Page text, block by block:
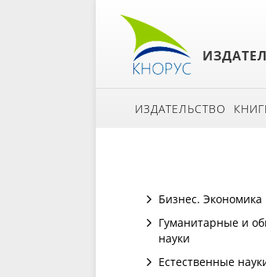
ИЗДАТЕЛЬСТВО
Бизнес. Экономика
Гуманитарные и
науки
Естественные